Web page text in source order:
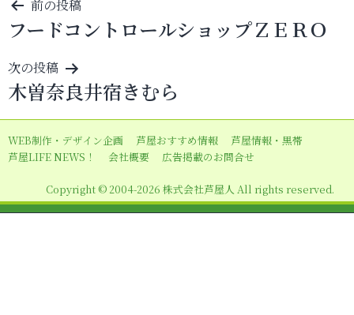
投
稿
ナ
ビ
ゲ
ー
シ
ン
前の投稿
フードコントロールショップＺＥＲＯ
次の投稿
木曽奈良井宿きむら
WEB制作・デザイン企画 芦屋おすすめ情報
芦屋情報・黒帯
芦屋LIFE NEWS！
会社概要 広告掲載のお問合せ
Copyright © 2004-2026 株式会社芦屋人 All rights reserved.